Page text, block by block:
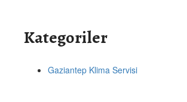
Kategoriler
Gaziantep Klima Servisi